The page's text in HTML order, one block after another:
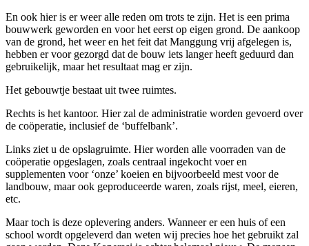
En ook hier is er weer alle reden om trots te zijn. Het is een prima
bouwwerk geworden en voor het eerst op eigen grond. De aankoop
van de grond, het weer en het feit dat Manggung vrij afgelegen is,
hebben er voor gezorgd dat de bouw iets langer heeft geduurd dan
gebruikelijk, maar het resultaat mag er zijn.
Het gebouwtje bestaat uit twee ruimtes.
Rechts is het kantoor. Hier zal de administratie worden gevoerd over
de coöperatie, inclusief de ‘buffelbank’.
Links ziet u de opslagruimte. Hier worden alle voorraden van de
coöperatie opgeslagen, zoals centraal ingekocht voer en
supplementen voor ‘onze’ koeien en bijvoorbeeld mest voor de
landbouw, maar ook geproduceerde waren, zoals rijst, meel, eieren,
etc.
Maar toch is deze oplevering anders. Wanneer er een huis of een
school wordt opgeleverd dan weten wij precies hoe het gebruikt zal